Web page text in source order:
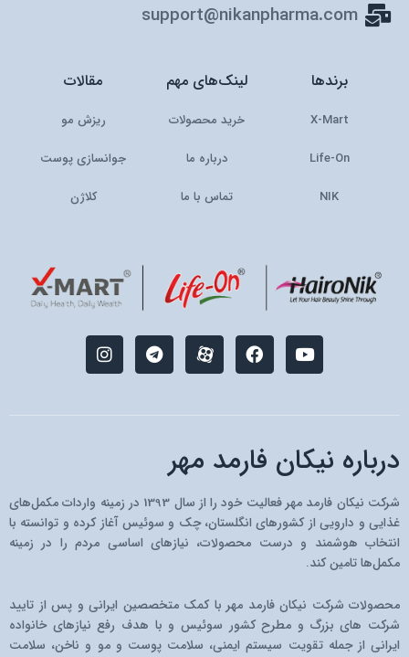
support@nikanpharma.com
برندها
X-Mart
Life-On
NIK
لینک‌های مهم
خرید محصولات
درباره ما
تماس با ما
مقالات
ریزش مو
جوانسازی پوست
کلاژن
Y
o
u
e
F
a
c
o
k
M
-
i
a
a
r
a
t
T
e
l
I
n
s
درباره نیکان فارمد مهر
شرکت نیکان فارمد مهر فعالیت خود را از سال 1393 در زمینه واردات مکمل‌های
غذایی و دارویی از کشو‌رهای انگلستان، چک و سوئیس آغاز کرده و توانسته با
انتخاب هوشمند و درست محصولات، نیازهای اساسی مردم را در زمینه
مکمل‌ها تامین کند.
محصولات شرکت نیکان فارمد مهر با کمک متخصصین ایرانی و پس از تایید
شرکت های بزرگ و مطرح کشور سوئیس و با هدف رفع نیازهای خانواده
ایرانی از جمله تقویت سیستم ایمنی، سلامت پوست و مو و ناخن، سلامت